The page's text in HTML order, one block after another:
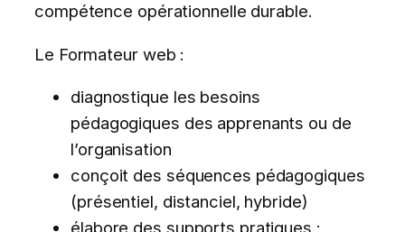
compétence opérationnelle durable.
Le Formateur web :
diagnostique les besoins
pédagogiques des apprenants ou de
l’organisation
conçoit des séquences pédagogiques
(présentiel, distanciel, hybride)
élabore des supports pratiques :